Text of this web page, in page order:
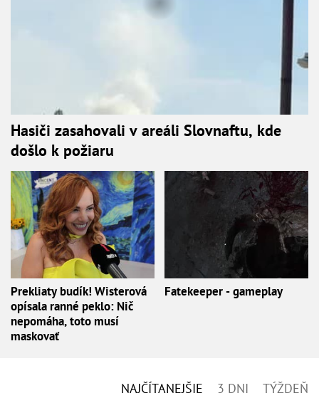
Hasiči zasahovali v areáli Slovnaftu, kde
došlo k požiaru
Prekliaty budík! Wisterová
opísala ranné peklo: Nič
nepomáha, toto musí
maskovať
Fatekeeper - gameplay
NAJČÍTANEJŠIE 3 DNI TÝŽDEŇ